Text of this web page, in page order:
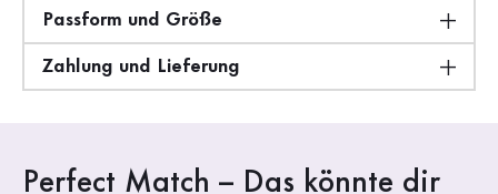
Passform und Größe
Zahlung und Lieferung
Perfect Match – Das könnte dir